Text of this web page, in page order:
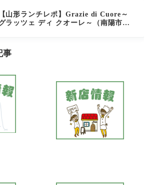
【山形ランチレポ】Grazie di Cuore～
ラッツェ ディ クオーレ～（南陽市）
事